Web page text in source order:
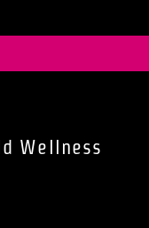
Wellness